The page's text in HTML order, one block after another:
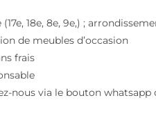
18e, 8e, 9e,) ;
de meubles d’occasion
frais
nous via le bouton whatsapp